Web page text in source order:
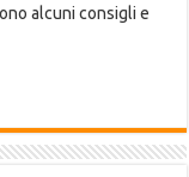
alcuni consigli e